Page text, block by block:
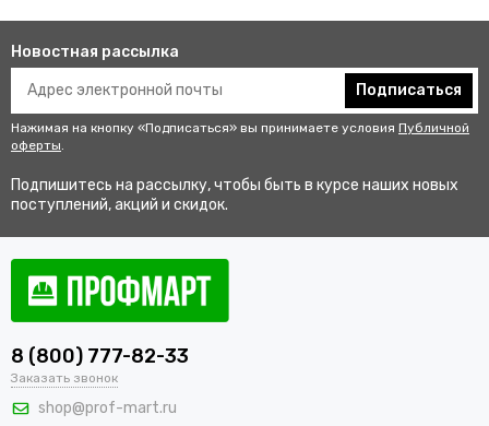
изделий
Гарантируют улучшенную видимость человека и его
безопасность на рабочем месте. В результате этого
снижается риск аварии и получения травмы.
Не мешаются во время выполнения профессиональных
Соответствуют стандартам качества, так как проходят
Купить одежду сигнальную для
работников оптом и в розницу с
доставкой по Карачаевску
В интернет-магазине «ПрофМарт» можно купить сигнальную
одежду для персонала. Мы работаем с оптовыми и
розничными покупателями. Предлагаем на выбор сигнальные
Новостная рассылка
Подписаться
Нажимая на кнопку «Подписаться» вы принимаете условия Публичной
оферты.
Подпишитесь на рассылку, чтобы быть в курсе наших новых
поступлений, акций и скидок.
8 (800) 777-82-33
Заказать звонок
shop@prof-mart.ru